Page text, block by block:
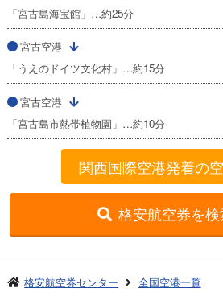
「宮古島海宝館」…約25分
宮古空港
「うえのドイツ文化村」…約15分
宮古空港
「宮古島市熱帯植物園」…約10分
関西国際空港発着の
格安航空券を
格安航空券センター
全国空港一覧